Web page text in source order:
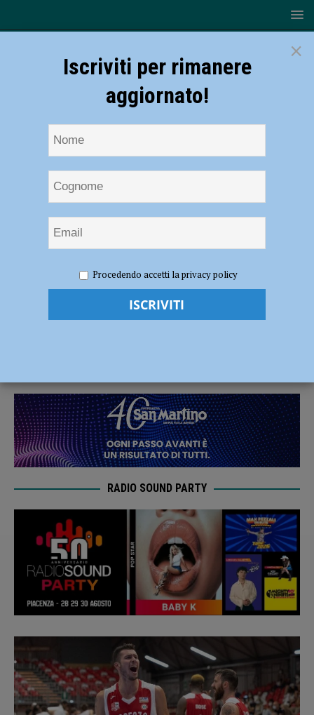
il botto per la Bakery, è biancorossa la vittoria all’overtime
Esordio con il botto per la Bakery, è
RADIO SOUND PARTY
×
Iscriviti per rimanere
aggiornato!
Procedendo accetti la privacy policy